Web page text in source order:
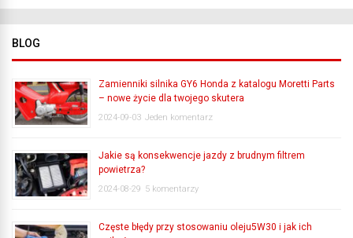
BLOG
Zamienniki silnika GY6 Honda z katalogu Moretti Parts
– nowe życie dla twojego skutera
2024-09-03 Jeden komentarz
Jakie są konsekwencje jazdy z brudnym filtrem
powietrza?
2024-08-29 5 komentarzy
Częste błędy przy stosowaniu oleju5W30 i jak ich